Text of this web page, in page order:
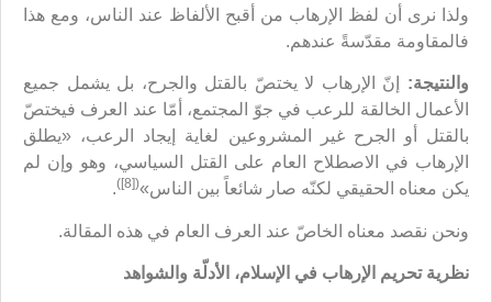
ولذا نرى أن لفظ الإرهاب من أقبح الألفاظ عند الناس، ومع هذا
فالمقاومة مقدّسةً عندهم.
والنتيجة: إنّ الإرهاب لا يختصّ بالقتل والجرح، بل يشمل جميع
الأعمال الخالقة للرعب في جوّ المجتمع، أمّا عند العرف فيختصّ
بالقتل أو الجرح غير المشروعين لغاية إيجاد الرعب، «يطلق
الإرهاب في الاصطلاح العام على القتل السياسي، وهو وإن لم
يكن معناه الحقيقي لكنّه صار شائعاً بين الناس»([8])
.
ونحن نقصد معناه الخاصّ عند العرف العام في هذه المقالة.
نظرية تحريم الإرهاب في الإسلام، الأدلّة والشواهد